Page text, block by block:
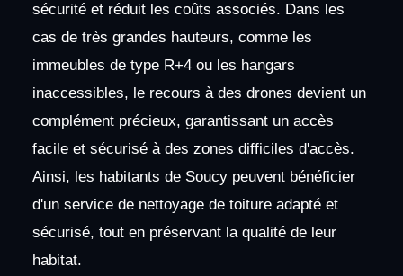
sécurité et réduit les coûts associés. Dans les
cas de très grandes hauteurs, comme les
immeubles de type R+4 ou les hangars
inaccessibles, le recours à des drones devient un
complément précieux, garantissant un accès
facile et sécurisé à des zones difficiles d'accès.
Ainsi, les habitants de Soucy peuvent bénéficier
d'un service de nettoyage de toiture adapté et
sécurisé, tout en préservant la qualité de leur
habitat.